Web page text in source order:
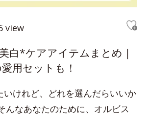
view
美白*ケアアイテムまとめ｜
用セットも！
けれど、どれを選んだらいいか
んなあなたのために、オルビス